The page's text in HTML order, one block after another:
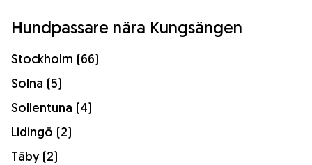
Hundpassare nära Kungsängen
Stockholm (66)
Solna (5)
Sollentuna (4)
Lidingö (2)
Täby (2)